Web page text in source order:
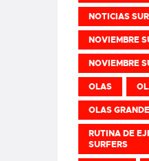
NOTICIAS
NOVIEMBRE
NOVIEMBRE
OLAS
OLAS
RUTINA DE
SURFERS